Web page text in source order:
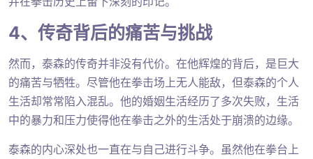
4、传奇背后的痛苦与挑战
然而，泰森的传奇并非没有代价。在他辉煌的背后，是巨大
的痛苦与牺牲。尽管他在拳击场上无人能敌，但泰森的个人
生活却常常陷入混乱。他的婚姻生活经历了多次失败，生活
中的暴力和压力使得他在拳击之外的生活处于崩溃的边缘。
泰森的内心深处也一直在与自己进行斗争。虽然他在拳台上